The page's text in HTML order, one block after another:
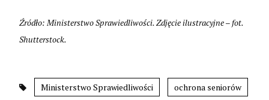
Źródło: Ministerstwo Sprawiedliwości. Zdjęcie ilustracyjne – fot.
Shutterstock.
Ministerstwo Sprawiedliwości ochrona seniorów